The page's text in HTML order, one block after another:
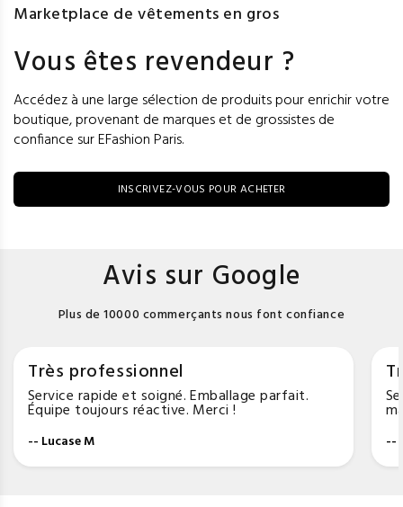
Marketplace de vêtements en gros
Vous êtes revendeur ?
Accédez à une large sélection de produits pour enrichir votre
boutique, provenant de marques et de grossistes de
confiance sur EFashion Paris.
INSCRIVEZ-VOUS POUR ACHETER
Avis sur Google
Plus de 10000 commerçants nous font confiance
Très professionnel
Service rapide et soigné. Emballage parfait.
Équipe toujours réactive. Merci !
-- Lucase M --